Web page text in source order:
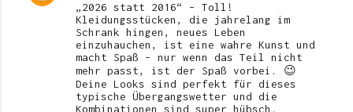
„2026 statt 2016“ – Toll!
Kleidungsstücken, die jahrelang im
Schrank hingen, neues Leben
einzuhauchen, ist eine wahre Kunst und
macht Spaß – nur wenn das Teil nicht
mehr passt, ist der Spaß vorbei. 😉
Deine Looks sind perfekt für dieses
typische Übergangswetter und die
Kombinationen sind super hübsch.